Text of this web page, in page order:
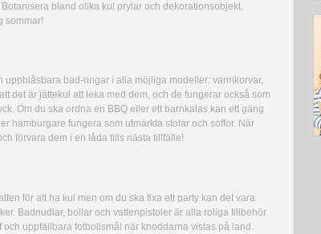
bland olika kul prylar och dekorationsobjekt,
sommar!
uppblåsbara bad-ringar i alla möjliga modeller: varmkorvar,
det är jättekul att leka med dem, och de fungerar också som
Om du ska ordna en BBQ eller ett barnkalas kan ett gäng
hamburgare fungera som utmärkta stolar och soffor. När
förvara dem i en låda tills nästa tillfälle!
för att ha kul men om du ska fixa ett party kan det vara
Badnudlar, bollar och vattenpistoler är alla roliga tillbehör
uppfällbara fotbollsmål när knoddarna vistas på land.